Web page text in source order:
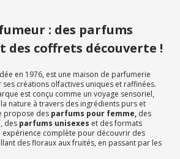
: des parfums
des coffrets découverte !
en 1976, est une maison de parfumerie
créations olfactives uniques et raffinées.
est conçu comme un voyage sensoriel,
nature à travers des ingrédients purs et
propose des parfums pour femme, des
, des parfums unisexes et des formats
expérience complète pour découvrir des
des floraux aux fruités, en passant par les